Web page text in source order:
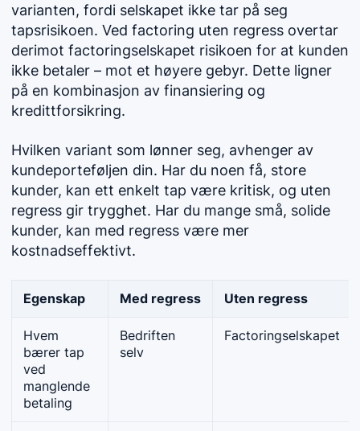
varianten, fordi selskapet ikke tar på seg
tapsrisikoen. Ved factoring uten regress overtar
derimot factoringselskapet risikoen for at kunden
ikke betaler – mot et høyere gebyr. Dette ligner
på en kombinasjon av finansiering og
kredittforsikring.
Hvilken variant som lønner seg, avhenger av
kundeporteføljen din. Har du noen få, store
kunder, kan ett enkelt tap være kritisk, og uten
regress gir trygghet. Har du mange små, solide
kunder, kan med regress være mer
kostnadseffektivt.
Egenskap Med regress Uten regress
Hvem
bærer tap
ved
manglende
betaling
Bedriften
selv
Factoringselskapet